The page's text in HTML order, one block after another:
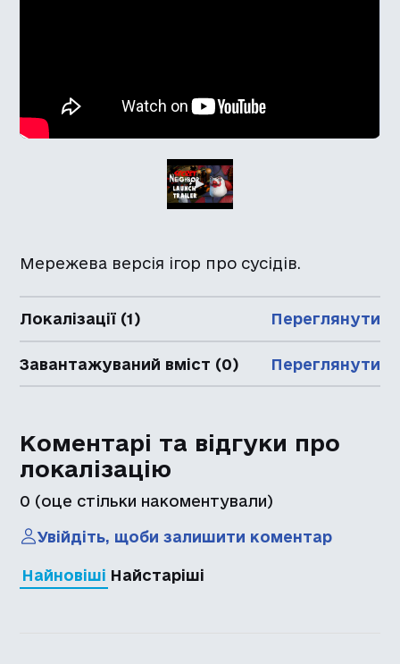
Мережева версія ігор про сусідів.
Локалізації (1) Переглянути
Завантажуваний вміст (0) Переглянути
Коментарі та відгуки про
локалізацію
0 (оце стільки накоментували)
Увійдіть, щоби залишити коментар
Найновіші Найстаріші